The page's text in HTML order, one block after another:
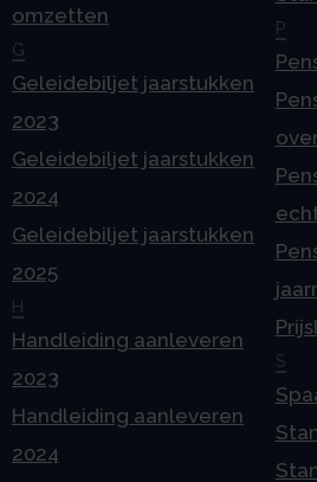
omzetten
G
Geleidebiljet jaarstukken
2023
Geleidebiljet jaarstukken
2024
Geleidebiljet jaarstukken
2025
H
Handleiding aanleveren
2023
Handleiding aanleveren
2024
P
S